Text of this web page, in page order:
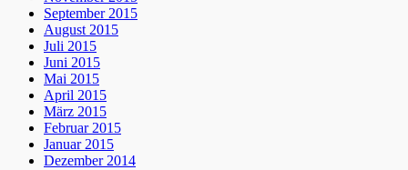
September 2015
August 2015
Juli 2015
Juni 2015
Mai 2015
April 2015
März 2015
Februar 2015
Januar 2015
Dezember 2014